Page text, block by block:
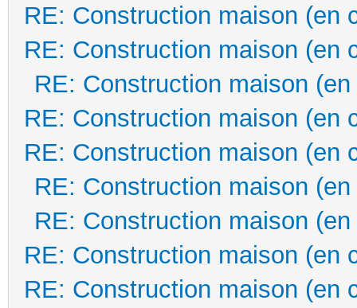
RE: Construction maison (en
RE: Construction maison (en
RE: Construction maison
RE: Construction maison (en
RE: Construction maison (en
RE: Construction maison
RE: Construction maison
RE: Construction maison (en
RE: Construction maison (en